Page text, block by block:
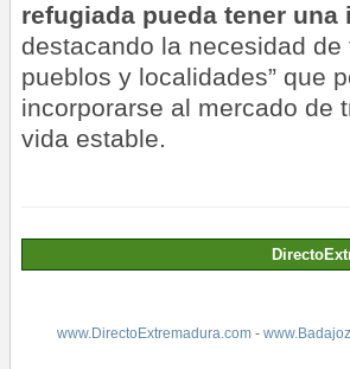
refugiada pueda tener
destacando la necesidad
pueblos y localidades” que
incorporarse al mercado de
vida estable.
www.DirectoExtremadura.com-